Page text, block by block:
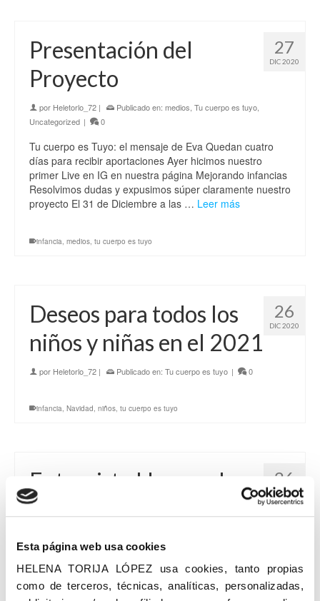
Esta página web usa cookies
HELENA TORIJA LÓPEZ usa cookies, tanto propias
como de terceros, técnicas, analíticas, personalizadas,
27
DIC 2020
Presentación del
Proyecto
por Heletorlo_72 | Publicado en: medios Tu cuerpo es tuyo
Uncategorized | 0
Tu cuerpo es Tuyo: el mensaje de Eva Quedan cuatro
días para recibir aportaciones Ayer hicimos nuestro
primer Live en IG en nuestra página Mejorando infancias
Resolvimos dudas y expusimos súper claramente nuestro
proyecto El 31 de Diciembre a las … Leer más
infancia, medios, tu cuerpo es tuyo
26
DIC 2020
Deseos para todos los
niños y niñas en el 2021
por Heletorlo_72 | Publicado en: Tu cuerpo es tuyo | 0
infancia, Navidad, niños, tu cuerpo es tuyo
26
DIC 2020
Entrevista Hoy por hoy
en la cadena Ser
0
En esta entrevista echa por David Callejo en el programa
Hoy por hoy en la cadena Ser Madrid Sur. Helena la